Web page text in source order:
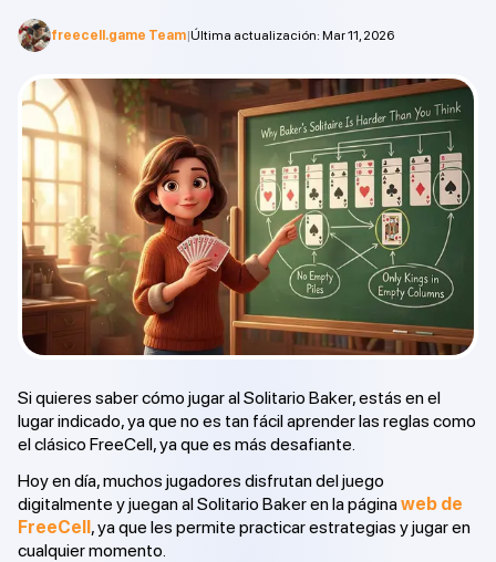
freecell.game Team|Última actualización: Mar 11, 2026
Si quieres saber cómo jugar al Solitario Baker, estás en el
lugar indicado, ya que no es tan fácil aprender las reglas como
el clásico FreeCell, ya que es más desafiante.
Hoy en día, muchos jugadores disfrutan del juego
digitalmente y juegan al Solitario Baker en la páginaweb de
FreeCell, ya que les permite practicar estrategias y jugar en
cualquier momento.